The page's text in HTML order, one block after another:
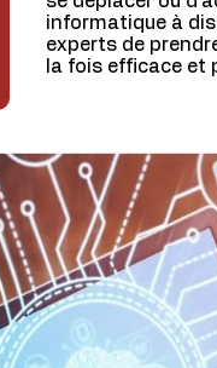
informatique à
experts de
la fois efficace et